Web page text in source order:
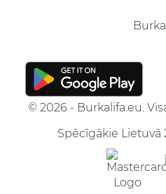
© 2026 - Burkalifa.eu.
Spēcīgākie Lietuvā